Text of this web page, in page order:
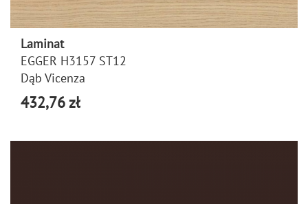
Laminat
EGGER H3157 ST12
Dąb Vicenza
432,76 zł